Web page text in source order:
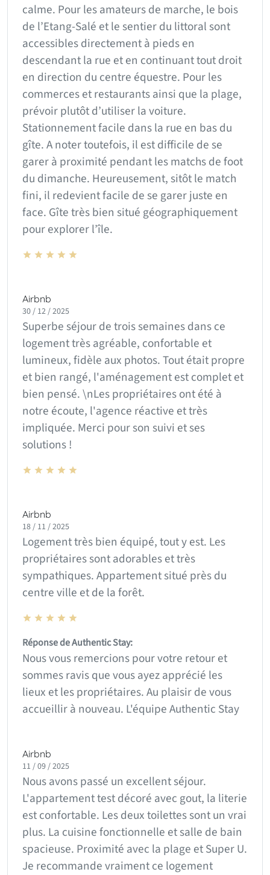
calme. Pour les amateurs de marche, le bois
de l’Etang-Salé et le sentier du littoral sont
accessibles directement à pieds en
descendant la rue et en continuant tout droit
en direction du centre équestre. Pour les
commerces et restaurants ainsi que la plage,
prévoir plutôt d’utiliser la voiture.
Stationnement facile dans la rue en bas du
gîte. A noter toutefois, il est difficile de se
garer à proximité pendant les matchs de foot
du dimanche. Heureusement, sitôt le match
fini, il redevient facile de se garer juste en
face. Gîte très bien situé géographiquement
pour explorer l’île.
Airbnb
30 / 12 / 2025
Superbe séjour de trois semaines dans ce
logement très agréable, confortable et
lumineux, fidèle aux photos. Tout était propre
et bien rangé, l'aménagement est complet et
bien pensé. \nLes propriétaires ont été à
notre écoute, l'agence réactive et très
impliquée. Merci pour son suivi et ses
solutions !
Airbnb
18 / 11 / 2025
Logement très bien équipé, tout y est. Les
propriétaires sont adorables et très
sympathiques. Appartement situé près du
centre ville et de la forêt.
Réponse de Authentic Stay:
Nous vous remercions pour votre retour et
sommes ravis que vous ayez apprécié les
lieux et les propriétaires. Au plaisir de vous
accueillir à nouveau. L'équipe Authentic Stay
Airbnb
11 / 09 / 2025
Nous avons passé un excellent séjour.
L'appartement test décoré avec gout, la literie
est confortable. Les deux toilettes sont un vrai
plus. La cuisine fonctionnelle et salle de bain
spacieuse. Proximité avec la plage et Super U.
Je recommande vraiment ce logement